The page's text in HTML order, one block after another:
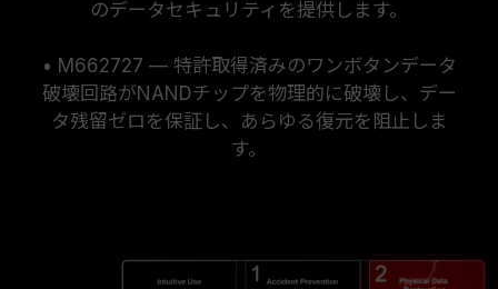
のデータセキュリティを提供します。
• M662727 — 特許取得済みのワンボタンデータ
破壊回路がNANDチップを物理的に破壊し、デー
タ残留ゼロを保証し、あらゆる復元を阻止しま
す。